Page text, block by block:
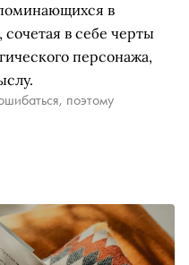
в
сочетая в себе черты
персонажа,
поэтому